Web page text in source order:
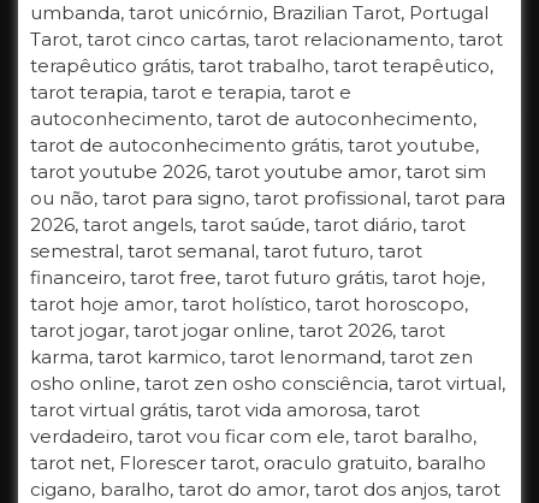
umbanda, tarot unicórnio, Brazilian Tarot, Portugal
Tarot, tarot cinco cartas, tarot relacionamento, tarot
terapêutico grátis, tarot trabalho, tarot terapêutico,
tarot terapia, tarot e terapia, tarot e
autoconhecimento, tarot de autoconhecimento,
tarot de autoconhecimento grátis, tarot youtube,
tarot youtube 2026, tarot youtube amor, tarot sim
ou não, tarot para signo, tarot profissional, tarot para
2026, tarot angels, tarot saúde, tarot diário, tarot
semestral, tarot semanal, tarot futuro, tarot
financeiro, tarot free, tarot futuro grátis, tarot hoje,
tarot hoje amor, tarot holístico, tarot horoscopo,
tarot jogar, tarot jogar online, tarot 2026, tarot
karma, tarot karmico, tarot lenormand, tarot zen
osho online, tarot zen osho consciência, tarot virtual,
tarot virtual grátis, tarot vida amorosa, tarot
verdadeiro, tarot vou ficar com ele, tarot baralho,
tarot net, Florescer tarot, oraculo gratuito, baralho
cigano, baralho, tarot do amor, tarot dos anjos, tarot